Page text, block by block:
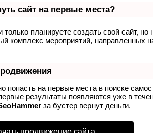
сайт на первые места?
планируете создать свой сайт,
комплекс мероприятий, направленных
попасть на первые места в поиске
результаты появляются уже в
за бустер вернут деньги.